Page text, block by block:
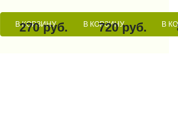
В КОРЗИНУ
270 руб. В КОРЗИНУ
720 руб. В